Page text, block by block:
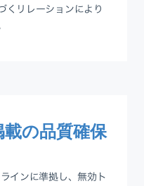
くリレーションにより
の品質確保
インに準拠し、無効ト